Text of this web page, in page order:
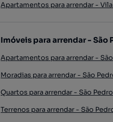
Apartamentos para arrendar -
Imóveis para arrendar - São
Apartamentos para arrendar -
Moradias para arrendar - São
Quartos para arrendar - São
Terrenos para arrendar - São